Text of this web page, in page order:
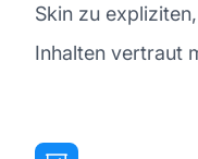
Skin zu
Inhalten vertraut